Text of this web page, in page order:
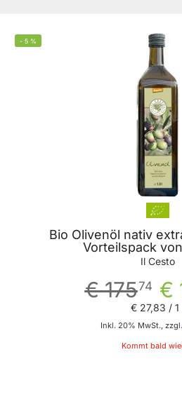
- 5 %
Bio Olivenöl nativ
Vorteilspack
Il Cesto
€
€ 17574
Inkl. 20% MwSt., zzgl.
€ 27,83 / 1
Kommt bald